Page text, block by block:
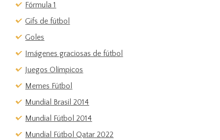
Fórmula 1
Gifs de fútbol
Goles
Imágenes graciosas de fútbol
Juegos Olímpicos
Memes Fútbol
Mundial Brasil 2014
Mundial Fútbol 2014
Mundial Fútbol Qatar 2022